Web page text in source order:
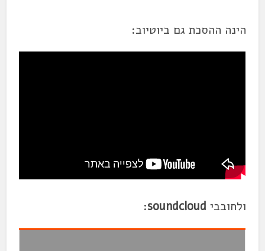
הינה ההסכת גם ביוטיוב:
ולחובבי soundcloud
: